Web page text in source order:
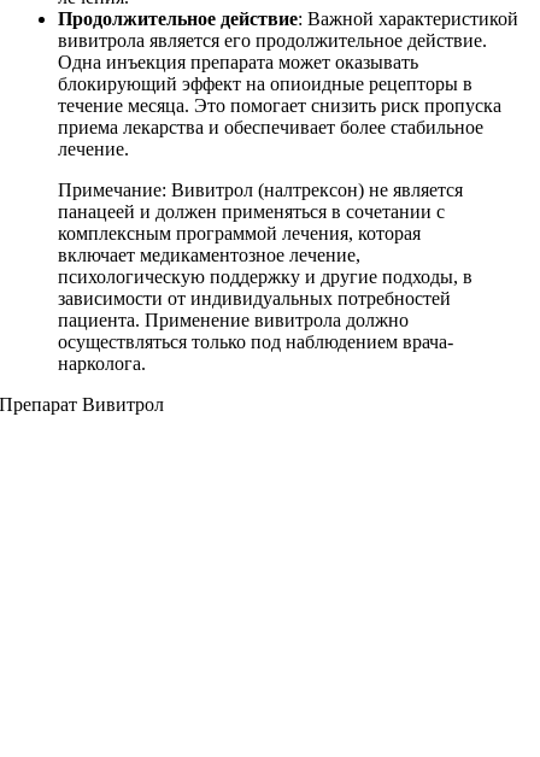
Продолжительное действие: Важной характеристикой
вивитрола является его продолжительное действие.
Одна инъекция препарата может оказывать
блокирующий эффект на опиоидные рецепторы в
течение месяца. Это помогает снизить риск пропуска
приема лекарства и обеспечивает более стабильное
лечение.
Примечание: Вивитрол (налтрексон) не является
панацеей и должен применяться в сочетании с
комплексным программой лечения, которая
включает медикаментозное лечение,
психологическую поддержку и другие подходы, в
зависимости от индивидуальных потребностей
пациента. Применение вивитрола должно
осуществляться только под наблюдением врача-
нарколога.